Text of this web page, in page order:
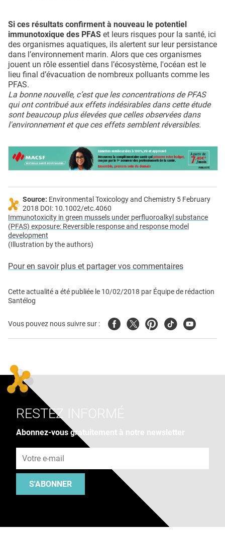
Si ces résultats confirment à nouveau le potentiel
immunotoxique des PFAS et leurs risques pour la santé, ici
des organismes aquatiques, ils alertent sur leur persistance
dans l’environnement marin. Alors que ces organismes
jouent un rôle essentiel dans l’écosystème, l'océan est le
lieu final d’évacuation de nombreux polluants comme les
PFAS.
La bonne nouvelle, c’est que les concentrations de PFAS
qui ont contribué aux effets indésirables dans cette étude
sont beaucoup plus élevées que celles observées dans
l'environnement et que ces effets semblent réversibles.
Source: Environmental Toxicology and Chemistry 5 February
2018 DOI: 10.1002/etc.4060
Immunotoxicity in green mussels under perfluoroalkyl substance
(PFAS) exposure: Reversible response and response model
development
(Illustration by the authors)
Pour en savoir plus et partager vos commentaires
Cette actualité a été publiée le 10/02/2018 par Équipe de rédaction
Santélog
Vous pouvez nous suivre sur : FacebookTwitterPinterest
TiktokYoutube
RESTEZ INFORMÉ
Abonnez-vous gratuitement à notre newsletter
S'ABONNER